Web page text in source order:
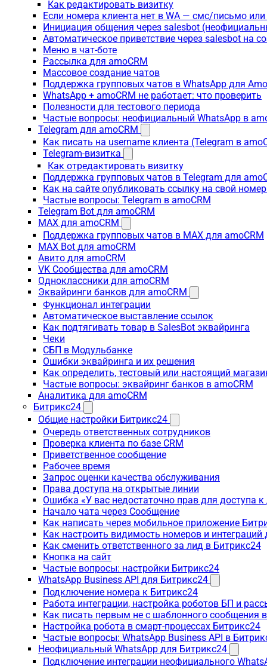
Как редактировать визитку
Если номера клиента нет в WA — смс/письмо
Инициация общения через salesbot
Автоматическое приветствие через salesbot на
Меню в чат-боте
Рассылка для amoCRM
Массовое создание чатов
Поддержка групповых чатов в WhatsApp для
WhatsApp + amoCRM не работает: что проверить
Полезности для тестового периода
Частые вопросы: неофициальный WhatsApp в
Telegram для amoCRM
Как писать на username клиента (Telegram в
Telegram-визитка
Как отредактировать визитку
Поддержка групповых чатов в Telegram для
Как на сайте опубликовать ссылку на свой
Частые вопросы: Telegram в amoCRM
Telegram Bot для amoCRM
MAX для amoCRM
Поддержка групповых чатов в MAX для amoCRM
MAX Bot для amoCRM
Авито для amoCRM
VK Сообщества для amoCRM
Одноклассники для amoCRM
Эквайринги банков для amoCRM
Функционал интеграции
Автоматическое выставление ссылок
Как подтягивать товар в SalesBot эквайринга
Чеки
СБП в Модульбанке
Ошибки эквайринга и их решения
Как определить, тестовый или настоящий
Частые вопросы: эквайринг банков в amoCRM
Аналитика для amoCRM
Битрикс24
Общие настройки Битрикс24
Очередь ответственных сотрудников
Проверка клиента по базе CRM
Приветственное сообщение
Рабочее время
Запрос оценки качества обслуживания
Права доступа на открытые линии
Ошибка «У вас недостаточно прав для доступа
Начало чата через Сообщение
Как написать через мобильное приложение
Как настроить видимость номеров и
Как сменить ответственного за лид в Битрикс24
Кнопка на сайт
Частые вопросы: настройки Битрикс24
WhatsApp Business API для Битрикс24
Подключение номера к Битрикс24
Работа интеграции, настройка роботов БП и
Как писать первым не с шаблонного сообщения
Настройка робота в смарт-процессах Битрикс24
Частые вопросы: WhatsApp Business API в
Неофициальный WhatsApp для Битрикс24
Подключение интеграции неофициального